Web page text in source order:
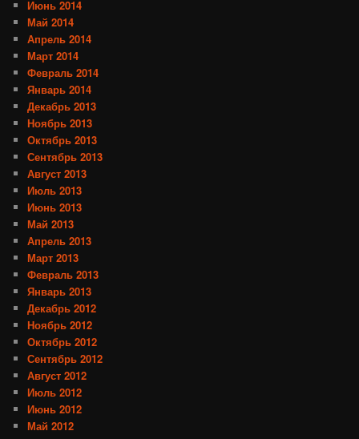
Июнь 2014
Май 2014
Апрель 2014
Март 2014
Февраль 2014
Январь 2014
Декабрь 2013
Ноябрь 2013
Октябрь 2013
Сентябрь 2013
Август 2013
Июль 2013
Июнь 2013
Май 2013
Апрель 2013
Март 2013
Февраль 2013
Январь 2013
Декабрь 2012
Ноябрь 2012
Октябрь 2012
Сентябрь 2012
Август 2012
Июль 2012
Июнь 2012
Май 2012